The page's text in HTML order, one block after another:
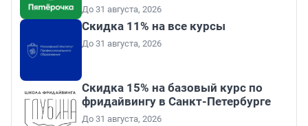
До 31 августа, 2026
Скидка 11% на все курсы
До 31 августа, 2026
Скидка 15% на базовый курс по
фридайвингу в Санкт-Петербурге
До 31 августа, 2026